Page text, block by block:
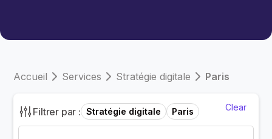
Accueil Services Stratégie digitale Paris
Filtrer par : Stratégie digitale Paris Clear